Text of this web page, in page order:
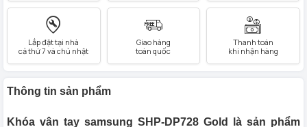
Lắp đặt tại nhà
cả thứ 7 và chủ nhật
Giao hàng
toàn quốc
Thanh toán
khi nhận hàng
Thông tin sản phẩm
Khóa vân tay samsung SHP-DP728 Gold là sản phẩm